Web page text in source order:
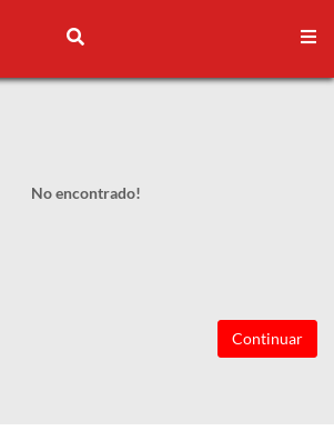
No encontrado!
Continuar